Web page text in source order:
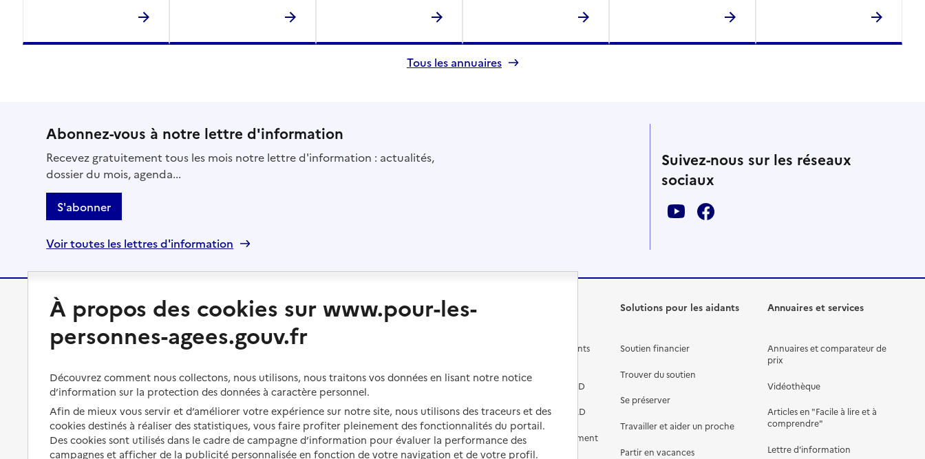
Tous les annuaires
Abonnez-vous à notre lettre d'information
Recevez gratuitement tous les mois notre lettre d'information : actualités,
dossier du mois, agenda...
S'abonner
Voir toutes les lettres d'information
Suivez-nous sur les réseaux
sociaux
Préserver son autonomie
Perte d'autonomie : évaluation
Aménager son logement et
s'équiper
Préserver son autonomie et sa
santé
Vivre à domicile
Bénéficier d'aide à domicile
Bénéficier de soins à domicile
Aides financières
Solutions d'accueil temporaire
Partager son logement
Changer de logement
Vivre dans une résidence avec
services pour seniors
Vivre chez un proche
Vivre en accueil familial
Vivre dans un EHPAD
Les différents établissements
Préparer l'entrée en EHPAD
Aides financières en EHPAD
Prévention, accompagnement
et soins
Solutions pour les aidants
Soutien financier
Trouver du soutien
Se préserver
Travailler et aider un proche
Partir en vacances
Annuaires et services
Annuaires et comparateur de
prix
Vidéothèque
Articles en "Facile à lire et à
comprendre"
Lettre d'information
À propos des cookies sur www.pour-les-
personnes-agees.gouv.fr
Découvrez comment nous collectons, nous utilisons, nous traitons vos données en lisant notre notice
d’information sur la protection des données à caractère personnel.
Afin de mieux vous servir et d’améliorer votre expérience sur notre site, nous utilisons des traceurs et des
cookies destinés à réaliser des statistiques, vous faire profiter pleinement des fonctionnalités du portail.
Des cookies sont utilisés dans le cadre de campagne d’information pour évaluer la performance des
campagnes et afficher de la publicité personnalisée en fonction de votre navigation et de votre profil.